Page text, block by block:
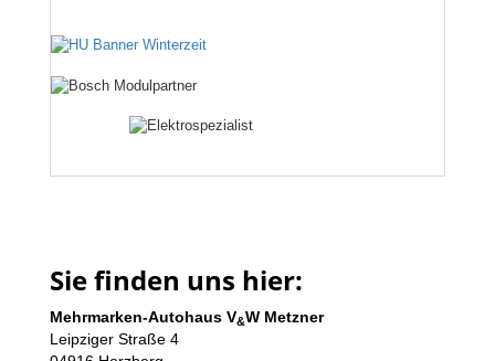
Sie finden uns hier:
Mehrmarken-Autohaus V&W Metzner
Leipziger Straße 4